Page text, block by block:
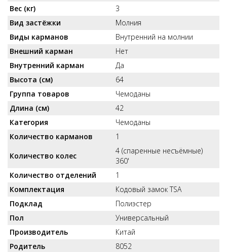
Вес (кг)
3
Вид застёжки
Молния
Виды карманов
Внутренний на молнии
Внешний карман
Нет
Внутренний карман
Да
Высота (см)
64
Группа товаров
Чемоданы
Длина (см)
42
Категория
Чемоданы
Количество карманов
1
Количество колес
4 (спаренные несъёмные)
360'
Количество отделений
1
Комплектация
Кодовый замок TSA
Подклад
Полиэстер
Пол
Универсальный
Производитель
Китай
Родитель
8052